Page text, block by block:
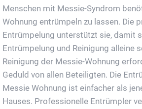
Menschen mit Messie-Syndrom
Wohnung entrümpeln zu lassen. Die
Entrümpelung unterstützt sie, damit
Entrümpelung und Reinigung alleine
Reinigung der Messie-Wohnung
Geduld von allen Beteiligten. Die
Messie Wohnung ist einfacher als
Hauses. Professionelle Entrümpler